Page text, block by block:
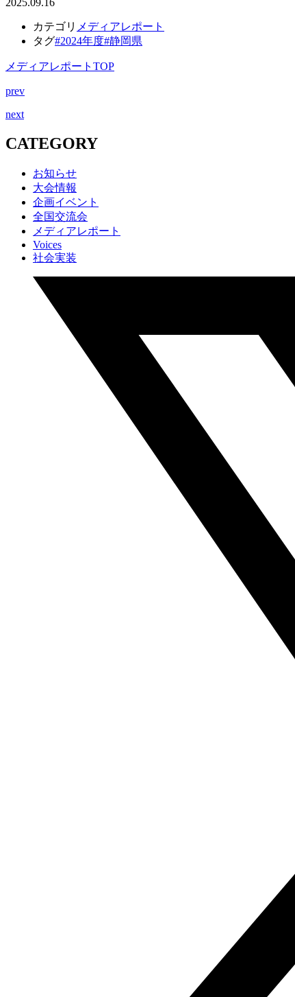
カテゴリ メディアレポート
タグ#2024年度#静岡県
メディアレポートTOP
prev
next
CATEGORY
お知らせ
大会情報
企画イベント
全国交流会
メディアレポート
Voices
社会実装